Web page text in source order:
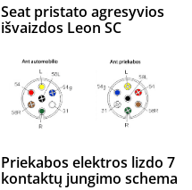
Seat pristato agresyvios
išvaizdos Leon SC
Priekabos elektros lizdo 7
kontaktų jungimo schema